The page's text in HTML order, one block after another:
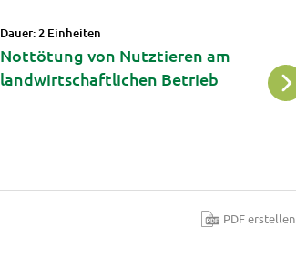
Dauer: 2 Einheiten
Nottötung von Nutztieren am
landwirtschaftlichen Betrieb
PDF erstellen